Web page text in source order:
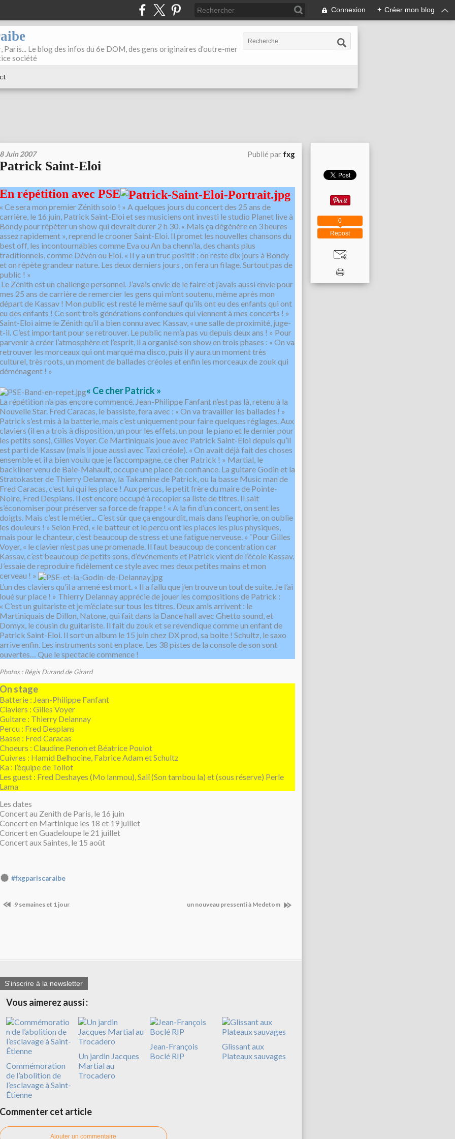
Connexion + Créer mon blog
Paris... Le blog des infos du 6e DOM, des gens originaires d'outre-mer
société
8 Juin 2007 Publié par fxg
Patrick Saint-Eloi
En répétition avec PSE
« Ce sera mon premier Zénith solo ! » A quelques jours du concert des 25 ans de
carrière, le 16 juin, Patrick Saint-Eloi et ses musiciens ont investi le studio Planet live à
Bondy pour répéter un show qui devrait durer 2 h 30. « Mais ça dégénère en 3 heures
assez rapidement », reprend le crooner Saint-Eloi. Il promet les nouvelles chansons du
best off, les incontournables comme Eva ou An ba chenn’la, des chants plus
traditionnels, comme Dévèn ou Eloi. « Il y a un truc positif : on reste dix jours à Bondy
et on répète grandeur nature. Les deux derniers jours , on fera un filage. Surtout pas de
public ! »
Le Zénith est un challenge personnel. J’avais envie de le faire et j’avais aussi envie pour
mes 25 ans de carrière de remercier les gens qui m’ont soutenu, même après mon
départ de Kassav ! Mon public est resté le même sauf qu’ils ont eu des enfants qui ont
eu des enfants ! Ce sont trois générations confondues qui viennent à mes concerts ! »
Saint-Eloi aime le Zénith qu’il a bien connu avec Kassav, « une salle de proximité, juge-
t-il. C’est important pour se retrouver. Le public ne m’a pas vu depuis deux ans ! » Pour
parvenir à créer l’atmosphère et l’esprit, il a organisé son show en trois phases : « On va
retrouver les morceaux qui ont marqué ma disco, puis il y aura un moment très
culturel, très roots, un moment de ballades créoles et enfin les morceaux de zouk qui
déménagent ! »
« Ce cher Patrick »
La répétition n’a pas encore commencé. Jean-Philippe Fanfant n’est pas là, retenu à la
Nouvelle Star. Fred Caracas, le bassiste, fera avec : « On va travailler les ballades ! »
Patrick s’est mis à la batterie, mais c’est uniquement pour faire quelques réglages. Aux
claviers (il en a trois à disposition, un pour les effets, un pour le piano et le dernier pour
les petits sons), Gilles Voyer. Ce Martiniquais joue avec Patrick Saint-Eloi depuis qu’il
est parti de Kassav (mais il joue aussi avec Taxi créole). « On avait déjà fait des choses
ensemble et il a bien voulu que je l’accompagne, ce cher Patrick ! » Martial, le
backliner venu de Baie-Mahault, occupe une place de confiance. La guitare Godin et la
Stratokaster de Thierry Delannay, la Takamine de Patrick, ou la basse Music man de
Fred Caracas, c’est lui qui les place ! Aux percus, le petit frère du maire de Pointe-
Noire, Fred Desplans. Il est encore occupé à recopier sa liste de titres. Il sait
s’économiser pour préserver sa force de frappe ! « A la fin d’un concert, on sent les
doigts. Mais c’est le métier... C’est sûr que ça engourdit, mais dans l’euphorie, on oublie
les douleurs ! » Selon Fred, « le batteur et le percu ont les places les plus physiques,
mais pour le chanteur, c’est beaucoup de stress et une fatigue nerveuse. » ¨Pour Gilles
Voyer, « le clavier n’est pas une promenade. Il faut beaucoup de concentration car
Kassav, c’est beaucoup de petits sons, d’événements et Patrick vient de l’école Kassav.
J’essaie de reproduire fidèlement ce style avec mes deux petites mains et mon
cerveau ! »
L’un des claviers qu’il a amené est mort. « Il a fallu que j’en trouve un tout de suite. Je l’ai
loué sur place ! » Thierry Delannay apprécie de jouer les compositions de Patrick :
« C’est un guitariste et je m’éclate sur tous les titres. Deux amis arrivent : le
Martiniquais de Dillon, Natone, qui fait dans la Dance hall avec Ghetto sound, et
Domyx, le cousin du guitariste. Il fait du zouk et se revendique comme un enfant de
Patrick Saint-Eloi. Il sort un album le 15 juin chez DX prod, sa boite ! Schultz, le saxo
arrive enfin. Les instruments sont en place. Les 38 pistes de la console de son sont
ouvertes… Que le spectacle commence !
Photos : Régis Durand de Girard
On stage
Batterie : Jean-Philippe Fanfant
Claviers : Gilles Voyer
Guitare : Thierry Delannay
Percu : Fred Desplans
Basse : Fred Caracas
Choeurs : Claudine Penon et Béatrice Poulot
Cuivres : Hamid Belhocine, Fabrice Adam et Schultz
Ka : l’équipe de Toliot
Les guest : Fred Deshayes (Mo lanmou), Salï (Son tambou la) et (sous réserve) Perle
Lama
Les dates
Concert au Zenith de Paris, le 16 juin
Concert en Martinique les 18 et 19 juillet
Concert en Guadeloupe le 21 juillet
Concert aux Saintes, le 15 août
#fxgpariscaraibe
9 semaines et 1 jour un nouveau pressenti à Medetom
S'inscrire à la newsletter
Vous aimerez aussi :
Commémoration
de l’abolition de
l’esclavage à Saint-
Étienne
Un jardin Jacques
Martial au
Trocadero
Jean-François
Boclé RIP
Glissant aux
Plateaux sauvages
Commenter cet article
Ajouter un commentaire
Repost
0